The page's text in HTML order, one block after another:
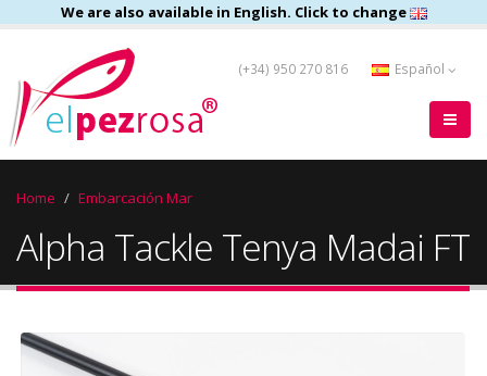
We are also available in English. Click to change
(+34) 950 270 816 Español
Home Embarcación Mar
Alpha Tackle Tenya Madai FT